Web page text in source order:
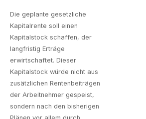
Die geplante gesetzliche
Kapitalrente soll einen
Kapitalstock schaffen, der
langfristig Erträge
erwirtschaftet. Dieser
Kapitalstock würde nicht aus
zusätzlichen Rentenbeiträgen
der Arbeitnehmer gespeist,
sondern nach den bisherigen